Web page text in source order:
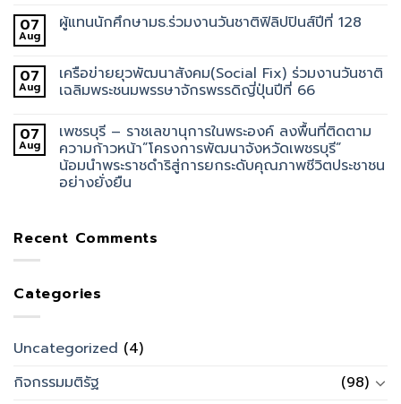
07
Aug
ผู้แทนนักศึกษามธ.ร่วมงานวันชาติฟิลิปปินส์ปีที่ 128
07
Aug
เครือข่ายยุวพัฒนาสังคม(Social Fix) ร่วมงานวันชาติ
เฉลิมพระชนมพรรษาจักรพรรดิญี่ปุ่นปีที่ 66
07
Aug
เพชรบุรี – ราชเลขานุการในพระองค์ ลงพื้นที่ติดตาม
ความก้าวหน้า”โครงการพัฒนาจังหวัดเพชรบุรี”
น้อมนำพระราชดำริสู่การยกระดับคุณภาพชีวิตประชาชน
อย่างยั่งยืน
Recent Comments
Categories
Uncategorized (4)
กิจกรรมมติรัฐ
(98)